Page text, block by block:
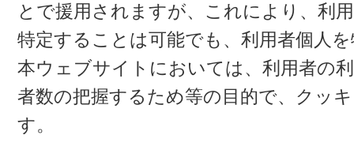
とで援用されますが、これにより、利
特定することは可能でも、利用者個人
本ウェブサイトにおいては、利用者の
者数の把握するため等の目的で、クッ
す。